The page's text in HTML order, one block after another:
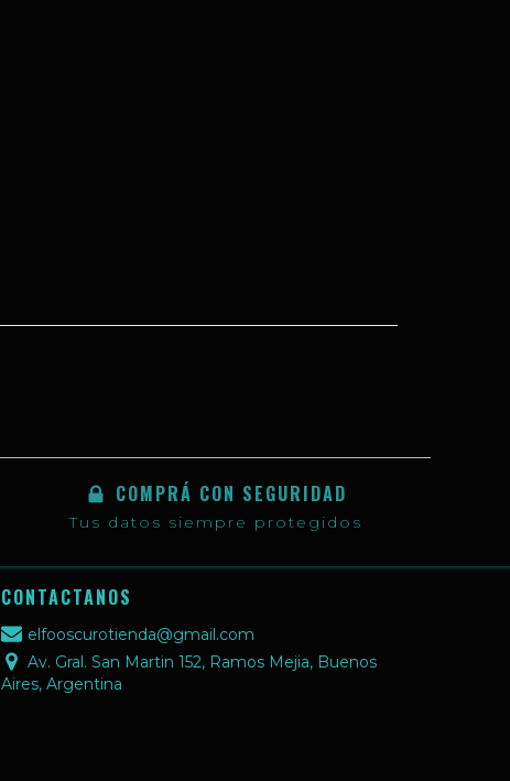
COMPRÁ CON SEGURIDAD
Tus datos siempre protegidos
CONTACTANOS
elfooscurotienda@gmail.com
Av. Gral. San Martin 152, Ramos Mejia, Buenos
Aires, Argentina